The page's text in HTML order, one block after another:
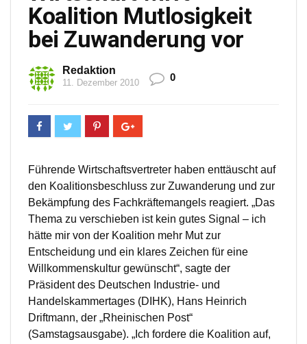
Koalition Mutlosigkeit
bei Zuwanderung vor
Redaktion
11. Dezember 2010 0
Führende Wirtschaftsvertreter haben enttäuscht auf
den Koalitionsbeschluss zur Zuwanderung und zur
Bekämpfung des Fachkräftemangels reagiert. „Das
Thema zu verschieben ist kein gutes Signal – ich
hätte mir von der Koalition mehr Mut zur
Entscheidung und ein klares Zeichen für eine
Willkommenskultur gewünscht“, sagte der
Präsident des Deutschen Industrie- und
Handelskammertages (DIHK), Hans Heinrich
Driftmann, der „Rheinischen Post“
(Samstagsausgabe). „Ich fordere die Koalition auf,